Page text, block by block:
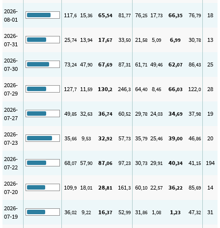
2026-
08-01
117,6 15,36 65,54 81,77 76,25 17,73 66,35 76,79 18
2026-
07-31
25,74 13,94 17,67 33,50 21,58 5,09 6,99 30,78 13
2026-
07-30
73,24 47,90 67,69 87,31 61,71 49,46 62,07 86,43 25
2026-
07-29
127,7 11,59 130,2 246,3 64,40 8,45 66,03 122,0 28
2026-
07-27
49,85 32,63 36,74 60,52 29,78 24,03 34,69 37,98 19
2026-
07-23
35,66 9,53 32,92 57,73 35,79 25,46 39,00 46,86 20
2026-
07-22
68,07 57,90 87,06 97,23 30,73 29,91 40,34 41,15 194
2026-
07-20
109,9 18,01 28,81 161,3 60,10 22,57 36,22 85,69 14
2026-
07-19
36,02 9,22 16,37 52,99 31,86 1,08 1,23 47,32 31